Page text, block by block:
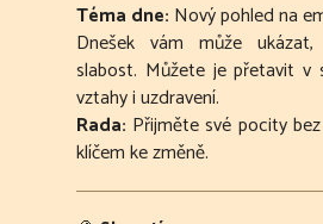
Téma dne: Nový pohled na
Dnešek vám může
slabost. Můžete je přetavit v
vztahy i uzdravení.
Rada: Přijměte své pocity
klíčem ke změně.